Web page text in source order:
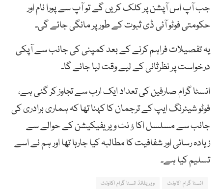
جب آپ اس آپشن پر کلک کریں گے تو آپ سے پورا نام اور
حکومتی فوٹو آئی ڈی ثبوت کے طور پر مانگی جائے گی۔
یہ تفصیلات فراہم کرنے کے بعد کمپنی کی جانب سے آپکی
درخواست پر نظرثانی کے لیے وقت لیا جائے گا۔
انسٹا گرام صارفین کی تعداد ایک ارب سے تجاوز کر گئی ہے،
فوٹو شیئرنگ ایپ کے ترجمان کا کہنا تھا کہ ہماری برادری کی
جانب سے مسلسل اکاﺅنٹ ویریفیکیشن کے حوالے سے
زیادہ رسائی اور شفافیت کا مطالبہ کیا جارہا تھا اور ہم نے اسے
تسلیم کیا ہے۔
انسٹا گرام اکاونٹ ویریفائڈ انسٹا گرام اکاونٹ